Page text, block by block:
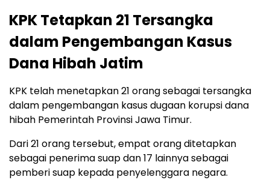
KPK Tetapkan 21 Tersangka
dalam Pengembangan Kasus
Dana Hibah Jatim
KPK telah menetapkan 21 orang sebagai tersangka
dalam pengembangan kasus dugaan korupsi dana
hibah Pemerintah Provinsi Jawa Timur.
Dari 21 orang tersebut, empat orang ditetapkan
sebagai penerima suap dan 17 lainnya sebagai
pemberi suap kepada penyelenggara negara.